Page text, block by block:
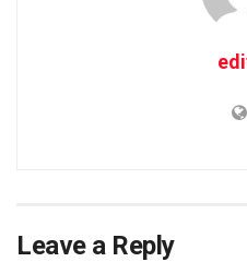
Leave a Reply